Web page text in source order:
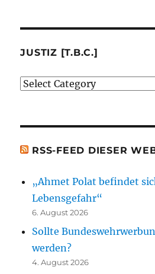
besprochenen
erwähnten
JUSTIZ [T.B.C.]
Justiz
RSS-FEED DIESER
„Ahmet Polat befindet
Lebensgefahr“
6. August 2026
Sollte
werden?
4. August 2026